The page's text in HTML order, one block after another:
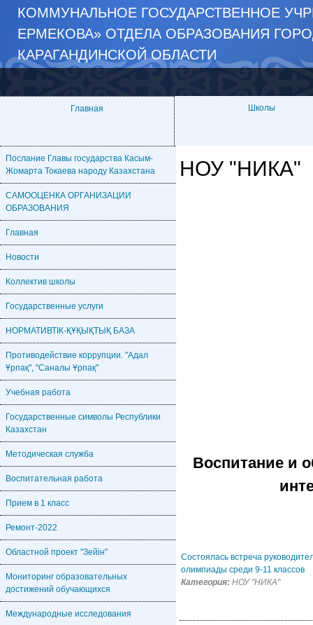
КОММУНАЛЬНОЕ ГОСУДАРСТВЕННОЕ
ЕРМЕКОВА» ОТДЕЛА ОБРАЗОВАНИЯ
КАРАГАНДИНСКОЙ ОБЛАСТИ
Главная Школы
Послание Главы государства Касым-
Жомарта Токаева народу Казахстана
САМООЦЕНКА ОРГАНИЗАЦИИ
ОБРАЗОВАНИЯ
Главная
Новости
Коллектив школы
Государственные услуги
НОРМАТИВТІК-ҚҰҚЫҚТЫҚ БАЗА
Противодействие коррупции. "Адал
Ұрпақ", "Саналы Ұрпақ"
Учебная работа
Государственные символы Республики
Казахстан
Методическая служба
Воспитательная работа
Прием в 1 класс
Ремонт-2022
Областной проект "Зейін"
Мониторинг образовательных
достижений обучающихся
Международные исследования
НОУ "НИКА"
Воспитание и
Состоялась встреча
олимпиады среди 9-11 классов
Категория: НОУ "НИКА"